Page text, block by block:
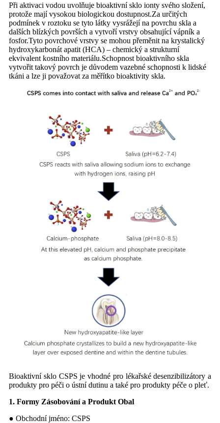
Při aktivaci vodou uvolňuje bioaktivní sklo ionty svého složení,
protože mají vysokou biologickou dostupnost.Za určitých
podmínek v roztoku se tyto látky vysrážejí na povrchu skla a
dalších blízkých površích a vytvoří vrstvy obsahující vápník a
fosfor.Tyto povrchové vrstvy se mohou přeměnit na krystalický
hydroxykarbonát apatit (HCA) – chemický a strukturní
ekvivalent kostního materiálu.Schopnost bioaktivního skla
vytvořit takový povrch je důvodem vazebné schopnosti k lidské
tkáni a lze ji považovat za měřítko bioaktivity skla.
Bioaktivní sklo CSPS je vhodné pro lékařské desenzibilizátory a
produkty pro péči o ústní dutinu a také pro produkty péče o pleť.
1. Formy Zásobování a Produkt Obal
● Obchodní jméno: CSPS